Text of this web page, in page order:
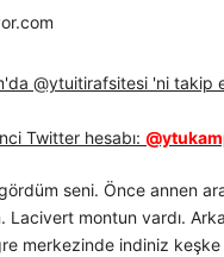
@ytuitirafsitesi 'ni takip
Twitter hesabı:
seni. Önce annen
Lacivert montun vardı.
merkezinde indiniz